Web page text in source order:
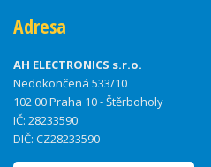
Adresa
AH ELECTRONICS s.r.o.
Nedokončená 533/10
102 00 Praha 10 - Štěrboholy
IČ: 28233590
DIČ: CZ28233590